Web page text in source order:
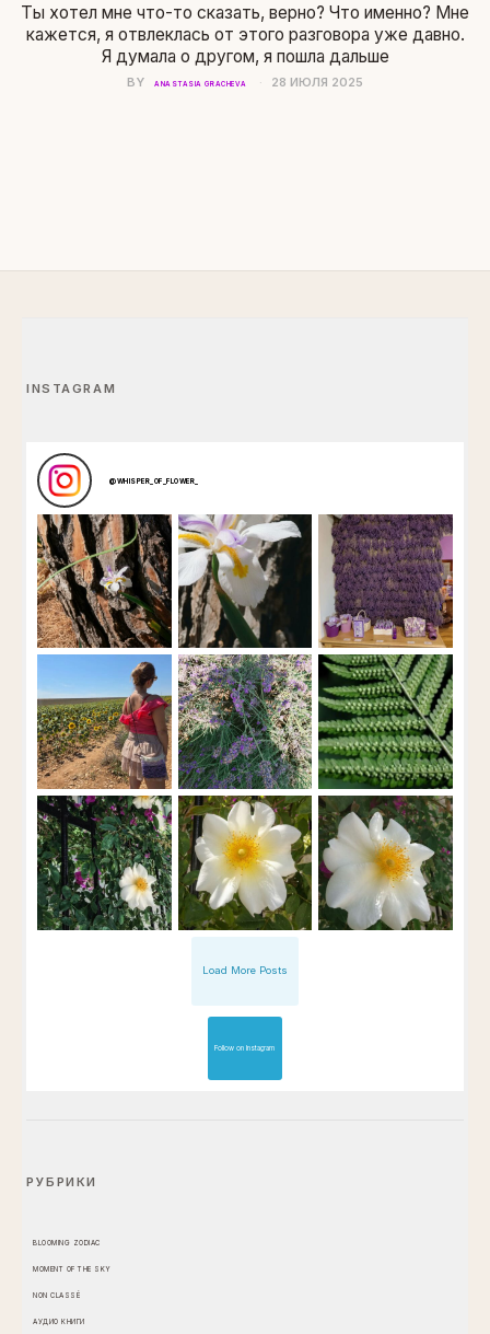
Ты хотел мне что-то сказать, верно? Что именно? Мне
кажется, я отвлеклась от этого разговора уже давно.
Я думала о другом, я пошла дальше
BY ANASTASIA GRACHEVA 28 ИЮЛЯ 2025
INSTAGRAM
@WHISPER_OF_FLOWER_
Load More Posts
Follow on Instagram
РУБРИКИ
BLOOMING ZODIAC
MOMENT OF THE SKY
NON CLASSÉ
АУДИО КНИГИ